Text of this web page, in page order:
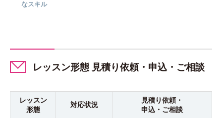
なスキル
レッスン形態 見積り依頼・申込・ご相談
レッスン
形態
対応状況
見積り依頼・
申込・ご相談